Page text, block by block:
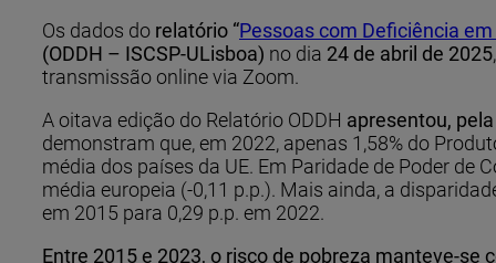
Os dados do relatório “Pessoas com Deficiência
(ODDH – ISCSP-ULisboa) no dia 24 de abril de 2025
transmissão online via Zoom.
A oitava edição do Relatório ODDH apresentou,
demonstram que, em 2022, apenas 1,58% do
média dos países da UE. Em Paridade de Poder
média europeia (-0,11 p.p.). Mais ainda, a
em 2015 para 0,29 p.p. em 2022.
Entre 2015 e 2023, o risco de pobreza manteve-